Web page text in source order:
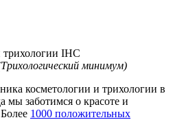
минимум)
косметологии и трихологии в
мы заботимся о красоте и
1000 положительных